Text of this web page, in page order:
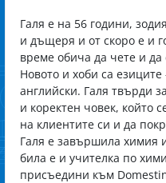
Галя е на 56 години,
и дъщеря и от скоро е и
време обича да чете и
Новото и хоби са
английски. Галя твърди
и коректен човек, който
на клиентите си и да
Галя е завършила химия
била е и учителка по
присъедини към